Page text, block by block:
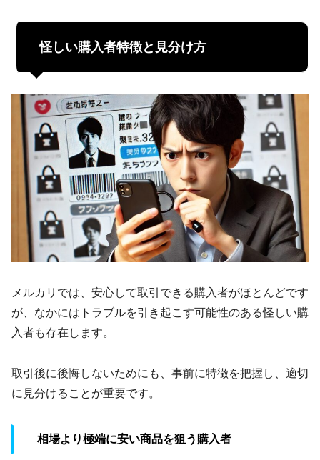
怪しい購入者特徴と見分け方
メルカリでは、安心して取引できる購入者がほとんどです
が、なかにはトラブルを引き起こす可能性のある怪しい購
入者も存在します。
取引後に後悔しないためにも、事前に特徴を把握し、適切
に見分けることが重要です。
相場より極端に安い商品を狙う購入者